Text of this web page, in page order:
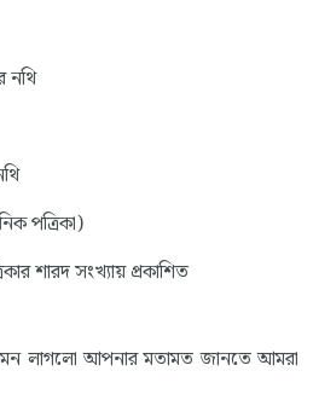
নথি
পত্রিকা)
শারদ সংখ্যায় প্রকাশিত
লাগলো আপনার মতামত জানতে আমরা